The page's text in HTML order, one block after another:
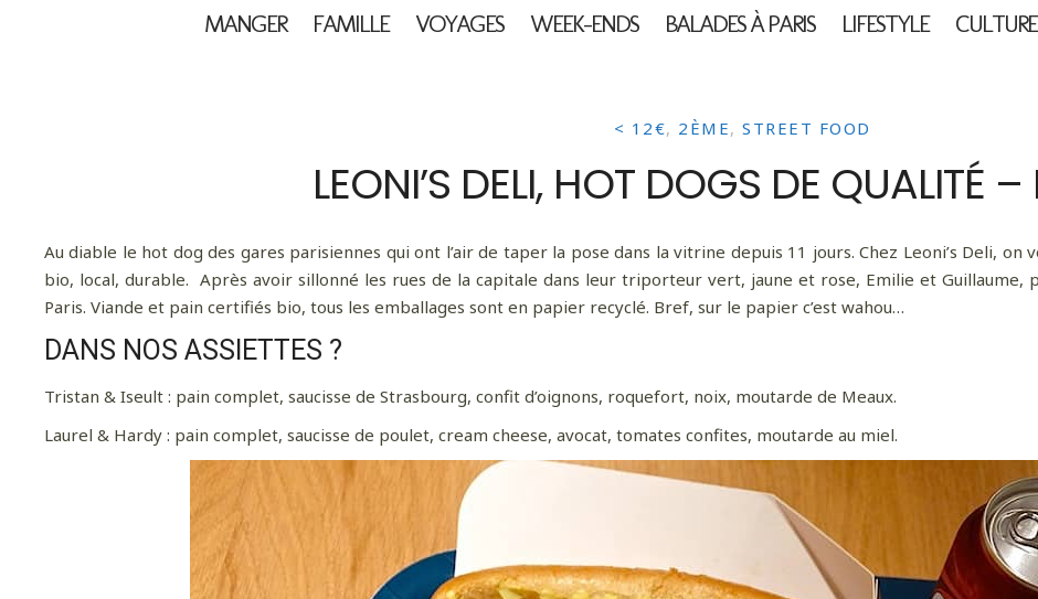
MANGER FAMILLE VOYAGES WEEK-ENDS BALADES À PARIS LIFESTYLE CULTURE
< 12€, 2ÈME, STREET FOOD
LEONI’S DELI, HOT DOGS DE QUALITÉ –
Au diable le hot dog des gares parisiennes qui ont l’air de taper la pose dans la vitrine depuis 11 jours. Chez Leoni’s Deli,
bio, local, durable. Après avoir sillonné les rues de la capitale dans leur triporteur vert, jaune et rose, Emilie et Guillaume,
Paris. Viande et pain certifiés bio, tous les emballages sont en papier recyclé. Bref, sur le papier c’est wahou…
DANS NOS ASSIETTES ?
Tristan & Iseult : pain complet, saucisse de Strasbourg, confit d’oignons, roquefort, noix, moutarde de Meaux.
Laurel & Hardy : pain complet, saucisse de poulet, cream cheese, avocat, tomates confites, moutarde au miel.